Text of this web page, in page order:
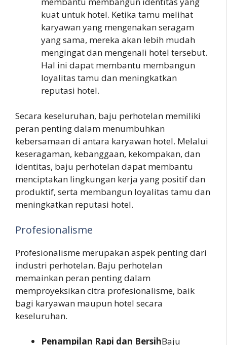
kuat untuk hotel. Ketika tamu melihat
karyawan yang mengenakan seragam
yang sama, mereka akan lebih mudah
mengingat dan mengenali hotel tersebut.
Hal ini dapat membantu membangun
loyalitas tamu dan meningkatkan
reputasi hotel.
Secara keseluruhan, baju perhotelan memiliki
peran penting dalam menumbuhkan
kebersamaan di antara karyawan hotel. Melalui
keseragaman, kebanggaan, kekompakan, dan
identitas, baju perhotelan dapat membantu
menciptakan lingkungan kerja yang positif dan
produktif, serta membangun loyalitas tamu dan
meningkatkan reputasi hotel.
Profesionalisme
Profesionalisme merupakan aspek penting dari
industri perhotelan. Baju perhotelan
memainkan peran penting dalam
memproyeksikan citra profesionalisme, baik
bagi karyawan maupun hotel secara
keseluruhan.
Penampilan Rapi dan BersihBaju